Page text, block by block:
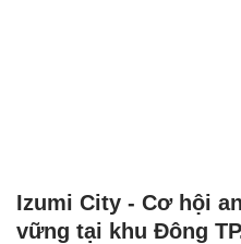
Izumi City - Cơ hội
vững tại khu Đông